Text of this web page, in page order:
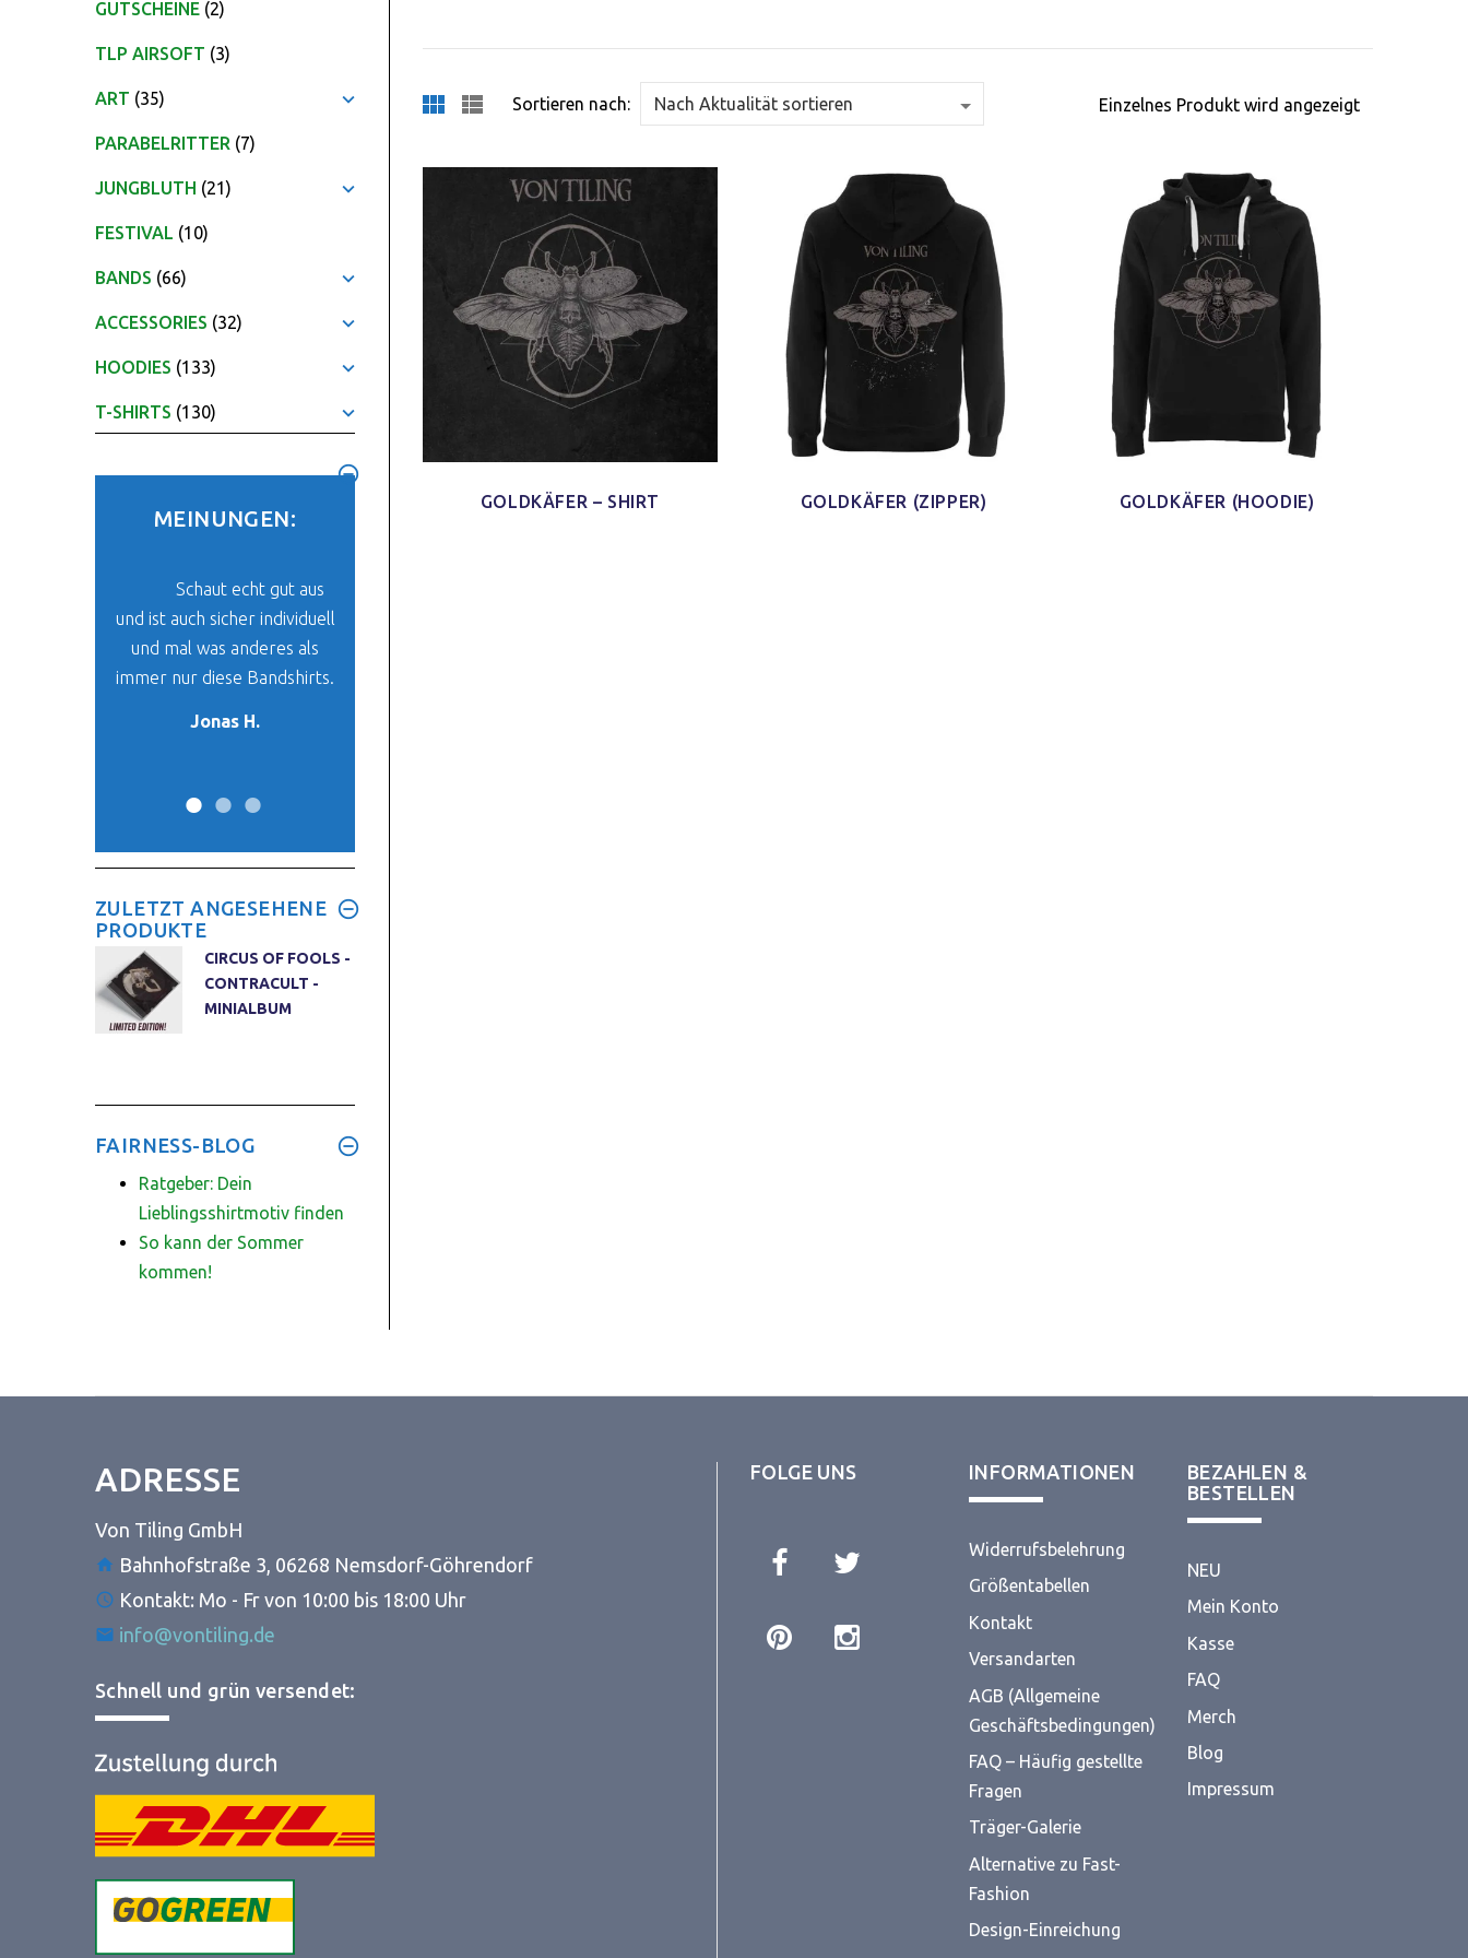
GUTSCHEINE (2)
TLP AIRSOFT (3)
ART (35)
PARABELRITTER (7)
JUNGBLUTH (21)
FESTIVAL (10)
BANDS (66)
ACCESSORIES (32)
HOODIES (133)
T-SHIRTS (130)
MEINUNGEN:
Schaut echt gut aus
und ist auch sicher individuell
und mal was anderes als
immer nur diese Bandshirts.
Jonas H.
ZULETZT ANGESEHENE
PRODUKTE
CIRCUS OF FOOLS -
CONTRACULT -
MINIALBUM
FAIRNESS-BLOG
Ratgeber: Dein
Lieblingsshirtmotiv finden
So kann der Sommer
kommen!
Sortieren nach: Einzelnes Produkt wird angezeigt
GOLDKÄFER – SHIRT GOLDKÄFER (ZIPPER) GOLDKÄFER (HOODIE)
ADRESSE
Von Tiling GmbH
Bahnhofstraße 3, 06268 Nemsdorf-Göhrendorf
Kontakt: Mo - Fr von 10:00 bis 18:00 Uhr
info@vontiling.de
Schnell und grün versendet:
FOLGE UNS INFORMATIONEN
Widerrufsbelehrung
Größentabellen
Kontakt
Versandarten
AGB (Allgemeine
Geschäftsbedingungen)
FAQ – Häufig gestellte
Fragen
Träger-Galerie
Alternative zu Fast-
Fashion
Design-Einreichung
BEZAHLEN &
BESTELLEN
NEU
Mein Konto
Kasse
FAQ
Merch
Blog
Impressum